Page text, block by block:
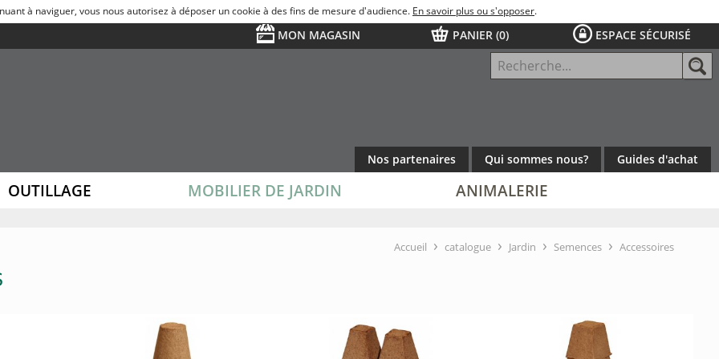
à naviguer, vous nous autorisez à déposer un cookie à des fins de mesure d'audience. En savoir plus ou s'opposer.
ESPACE SÉCURISÉ
PANIER (0)
0,00 €
MON MAGASIN
Nos partenaires Qui sommes nous?
Guides d'achat
OUTILLAGE MOBILIER DE JARDIN ANIMALERIE
Accueil catalogue Jardin Semences Accessoires